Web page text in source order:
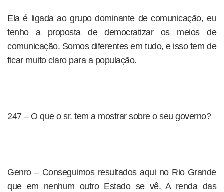
Ela é ligada ao grupo dominante de comunicação, eu
tenho a proposta de democratizar os meios de
comunicação. Somos diferentes em tudo, e isso tem de
ficar muito claro para a população.
247 – O que o sr. tem a mostrar sobre o seu governo?
Genro – Conseguimos resultados aqui no Rio Grande
que em nenhum outro Estado se vê. A renda das